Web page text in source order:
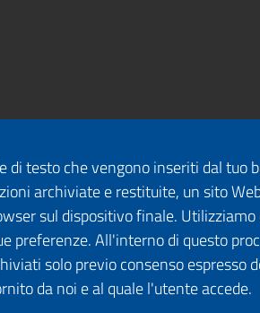
di testo che vengono inseriti dal
archiviate e restituite, un sito
sul dispositivo finale.
preferenze. All'interno di questo
solo previo consenso
da noi e al quale l'utente accede.